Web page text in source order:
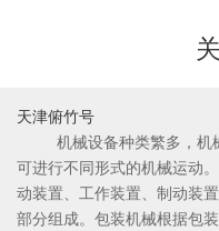
天津俯竹号
机械设备种类繁多，机械
可进行不同形式的机械运动
动装置、工作装置、制动装
部分组成。包装机械根据包